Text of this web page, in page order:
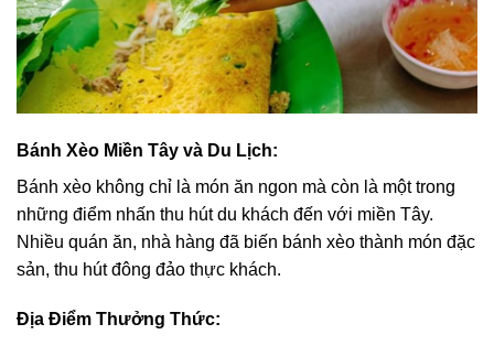
Bánh Xèo Miền Tây và Du Lịch:
Bánh xèo không chỉ là món ăn ngon mà còn là một trong
những điểm nhấn thu hút du khách đến với miền Tây.
Nhiều quán ăn, nhà hàng đã biến bánh xèo thành món đặc
sản, thu hút đông đảo thực khách.
Địa Điểm Thưởng Thức: